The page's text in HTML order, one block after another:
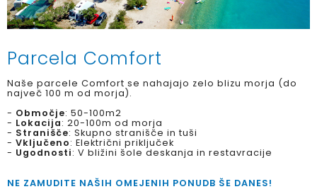
Parcela Comfort
Naše parcele Comfort se nahajajo zelo blizu morja (do
največ 100 m od morja).
- Območje: 50-100m2
- Lokacija: 20-100m od morja
- Stranišče: Skupno stranišče in tuši
- Vključeno: Električni priključek
- Ugodnosti: V bližini šole deskanja in restavracije
NE ZAMUDITE NAŠIH OMEJENIH PONUDB ŠE DANES!